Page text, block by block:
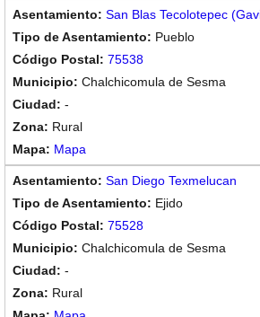
San Blas Tecolotepec
Pueblo
75538
Chalchicomula de Sesma
-
Rural
Mapa
San Diego Texmelucan
Ejido
75528
Chalchicomula de Sesma
-
Rural